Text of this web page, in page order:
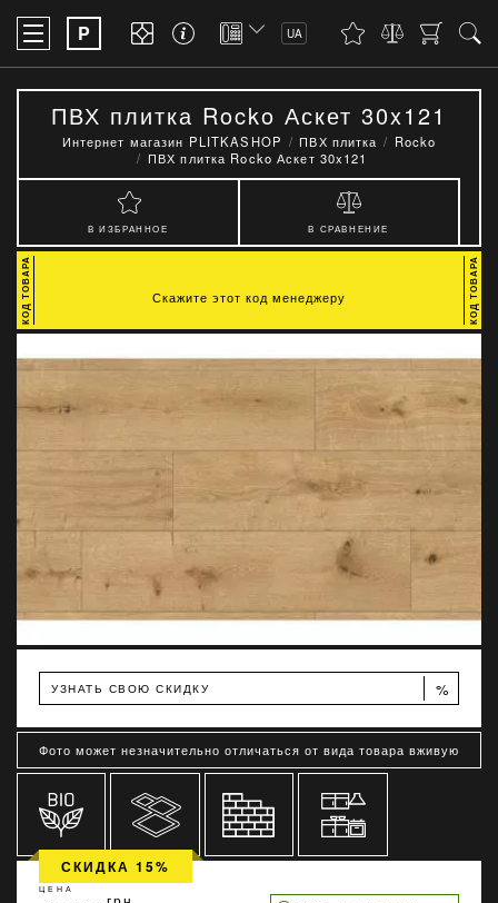
P UA
ПВХ плитка Rocko Аскет 30x121
Интернет магазин PLITKASHOP ПВХ плитка
Rocko
ПВХ плитка Rocko Аскет 30x121
В ИЗБРАННОЕ В СРАВНЕНИЕ
УЗНАТЬ СВОЮ СКИДКУ %
Фото может незначительно отличаться от вида товара вживую
СКИДКА 15%
ЦЕНА
Скажите этот код менеджеру